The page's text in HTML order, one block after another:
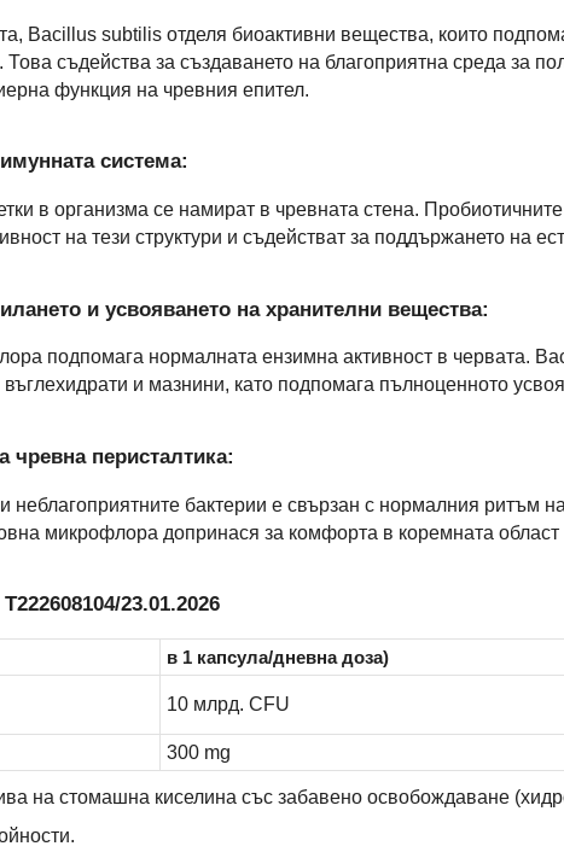
Bacillus subtilis отделя биоактивни вещества, които
Това съдейства за създаването на благоприятна среда за
функция на чревния епител.
система:
в организма се намират в чревната стена.
на тези структури и съдействат за поддържането на
и усвояването на хранителни вещества:
подпомага нормалната ензимна активност в червата.
и мазнини, като подпомага пълноценното
перисталтика:
неблагоприятните бактерии е свързан с нормалния ритъм
микрофлора допринася за комфорта в коремната
23.01.2026
в 1 капсула/дневна доза)
10 млрд. CFU
300 mg
на стомашна киселина със забавено освобождаване